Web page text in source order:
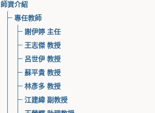
師資介紹
專任教師
謝伊婷 主任
王志傑 教授
呂世伊 教授
蘇平貴 教授
林彥多 教授
江建緯 副教授